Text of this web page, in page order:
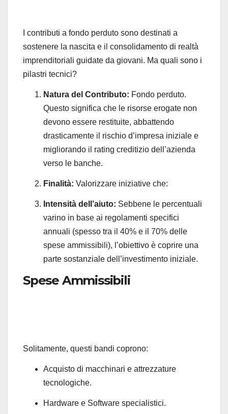
I contributi a fondo perduto sono destinati a
sostenere la nascita e il consolidamento di realtà
imprenditoriali guidate da giovani. Ma quali sono i
pilastri tecnici?
Natura del Contributo: Fondo perduto.
Questo significa che le risorse erogate non
devono essere restituite, abbattendo
drasticamente il rischio d’impresa iniziale e
migliorando il rating creditizio dell’azienda
verso le banche.
Finalità: Valorizzare iniziative che:
Intensità dell’aiuto: Sebbene le percentuali
varino in base ai regolamenti specifici
annuali (spesso tra il 40% e il 70% delle
spese ammissibili), l’obiettivo è coprire una
parte sostanziale dell’investimento iniziale.
Spese Ammissibili
Solitamente, questi bandi coprono:
Acquisto di macchinari e attrezzature
tecnologiche.
Hardware e Software specialistici.